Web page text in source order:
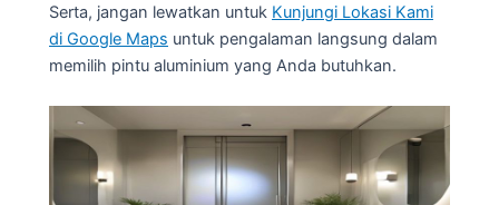
Serta, jangan lewatkan untuk Kunjungi Lokasi Kami
di Google Maps untuk pengalaman langsung dalam
memilih pintu aluminium yang Anda butuhkan.